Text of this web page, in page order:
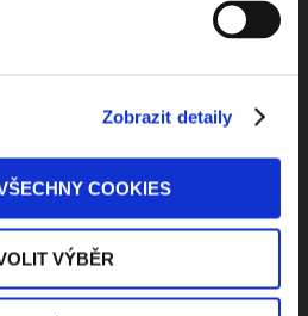
Zobrazit detaily
COOKIES
VÝBĚR
34, 110 00 Praha